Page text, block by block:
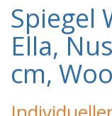
Spiegel
Ella,
cm,